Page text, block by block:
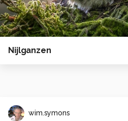
Nijlganzen
wim.symons